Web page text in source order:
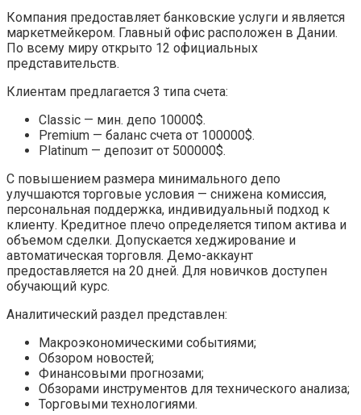
Компания предоставляет банковские услуги и является
маркетмейкером. Главный офис расположен в Дании.
По всему миру открыто 12 официальных
представительств.
Клиентам предлагается 3 типа счета:
Classic — мин. депо 10000$.
Premium — баланс счета от 100000$.
Platinum — депозит от 500000$.
С повышением размера минимального депо
улучшаются торговые условия — снижена комиссия,
персональная поддержка, индивидуальный подход к
клиенту. Кредитное плечо определяется типом актива и
объемом сделки. Допускается хеджирование и
автоматическая торговля. Демо-аккаунт
предоставляется на 20 дней. Для новичков доступен
обучающий курс.
Аналитический раздел представлен:
Макроэкономическими событиями;
Обзором новостей;
Финансовыми прогнозами;
Обзорами инструментов для технического анализа;
Торговыми технологиями.